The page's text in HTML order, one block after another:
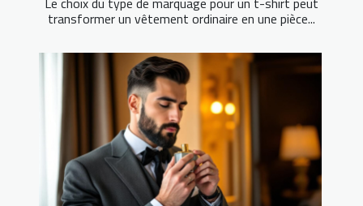
transformer un vêtement ordinaire en une pièce...